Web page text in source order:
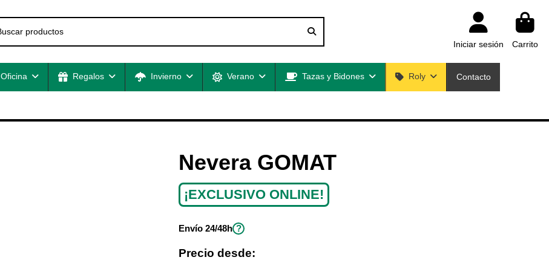
Iniciar sesión Carrito
Oficina Regalos Invierno Verano Tazas y Bidones Roly Contacto
Nevera GOMAT
¡EXCLUSIVO ONLINE!
Envío 24/48h ?
Precio desde: